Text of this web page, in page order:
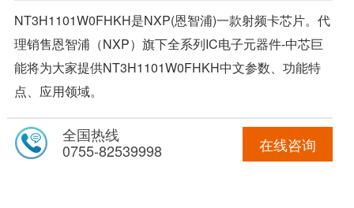
NT3H1101W0FHKH是NXP(恩智浦)一款射频卡芯片。代
理销售恩智浦（NXP）旗下全系列IC电子元器件-中芯巨
能将为大家提供NT3H1101W0FHKH中文参数、功能特
点、应用领域。
在线咨询
全国热线
0755-82539998